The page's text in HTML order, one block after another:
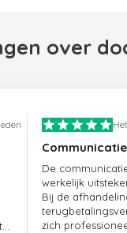
over
De
werkelijk
Bij de
zich